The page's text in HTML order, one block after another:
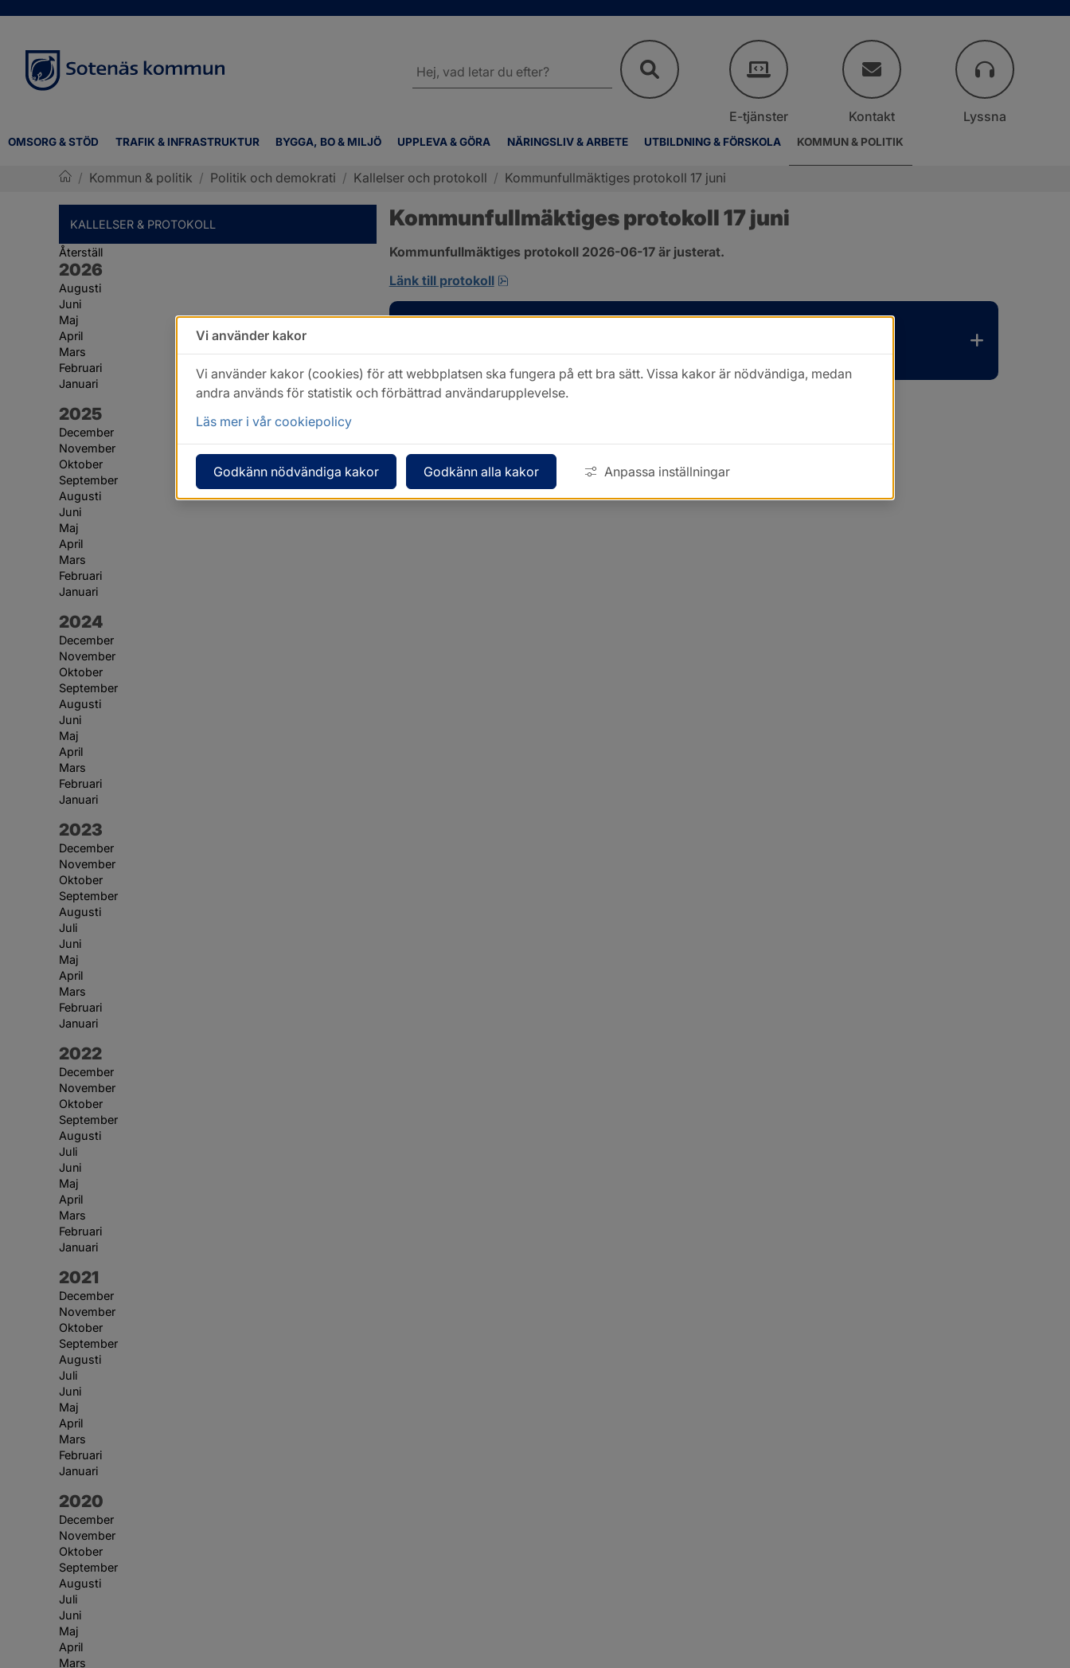
OMSORG & STÖD TRAFIK & INFRASTRUKTUR BYGGA, BO & MILJÖ UPPLEVA & GÖRA NÄRINGSLIV & ARBETE UTBILDNING & FÖRSKOLA KOMMUN & POLITIK
webbplatsen
E-tjänster Kontakt Lyssna
/ Kommun & politik / Politik och demokrati / Kallelser och protokoll / Kommunfullmäktiges protokoll 17 juni
KALLELSER & PROTOKOLL
Återställ
År:
2026
Augusti
Juni
Maj
April
Mars
Februari
Januari
År:
2025
December
November
Oktober
September
Augusti
Juni
Maj
April
Mars
Februari
Januari
År:
2024
December
November
Oktober
September
Augusti
Juni
Maj
April
Mars
Februari
Januari
År:
2023
December
November
Oktober
September
Augusti
Juli
Juni
Maj
April
Mars
Februari
Januari
År:
2022
December
November
Oktober
September
Augusti
Juli
Juni
Maj
April
Mars
Februari
Januari
År:
2021
December
November
Oktober
September
Augusti
Juli
Juni
Maj
April
Mars
Februari
Januari
År:
2020
December
November
Oktober
September
Augusti
Juli
Juni
Maj
April
Mars
Kommunfullmäktiges protokoll 17 juni
Kommunfullmäktiges protokoll 2026-06-17 är justerat.
Länk till protokoll
pdf, 1 MB, öppnas i nytt fönster.
Vi använder kakor
Vi använder kakor (cookies) för att webbplatsen ska fungera på ett bra sätt. Vissa kakor är nödvändiga, medan
andra används för statistik och förbättrad användarupplevelse.
Läs mer i vår cookiepolicy
Godkänn nödvändiga kakor Godkänn alla kakor Anpassa inställningar